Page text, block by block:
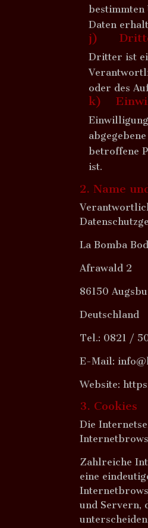
bestimmten
Daten
j)
Dritter ist
oder des
k)
betroffene
ist.
2. Name
La Bomba
Afrawald 2
86150
Deutschland
Tel.: 0821 /
E-Mail:
Website:
3. Cookies
Die
Zahlreiche
eine
und Servern,